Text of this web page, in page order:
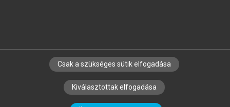
SZERZŐKNEK CÉGEKNEK KÖNYVTÁROSOKNAK
SZERKESZTÉSI ÉS LEKTORÁLÁSI ALAPELVEK
Csak a szükséges sütik elfogadása
Kiválasztottak elfogadása